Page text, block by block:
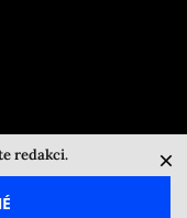
redakci.